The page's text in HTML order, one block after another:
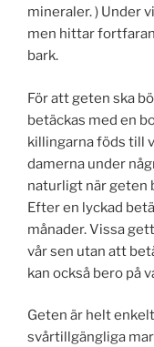
mineraler. ) Under
men hittar
bark.
För att geten ska
betäckas med en
killingarna föds till
damerna under
naturligt när geten
Efter en lyckad
månader. Vissa
vår sen utan att
kan också bero på
Geten är helt
svårtillgängliga